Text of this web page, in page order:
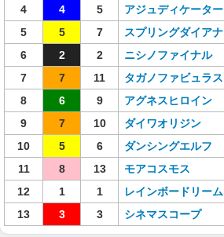
4
4 5 アジュディケーター
5
5 7 スプリングダイアナ
6
2 2 ニシノファイナル
7
7 11 タガノファビュラス
8
6 9 アグネスヒロイン
9
7 10 ダイワオリジン
10
5 6 ダンシングエルフ
11
8 13 モアコスモス
12
1 1 レインボードリーム
13
3 3 シネマスコープ